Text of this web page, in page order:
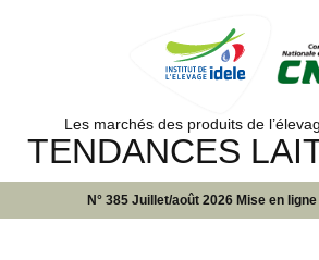
Les marchés des produits de
TENDANCES
N° 385 Juillet/août 2026 Mise en